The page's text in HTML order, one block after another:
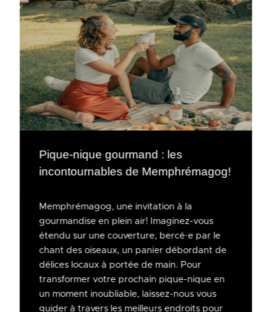
Pique-nique gourmand : les
incontournables de Memphrémagog!
Memphrémagog, une invitation à la
gourmandise en plein air! Imaginez-vous
étendu sur une couverture, bercé·e par le
chant des oiseaux, un panier débordant de
délices locaux à portée de main. Pour
transformer votre prochain pique-nique en
un moment inoubliable, laissez-nous vous
guider à travers les meilleurs endroits pour